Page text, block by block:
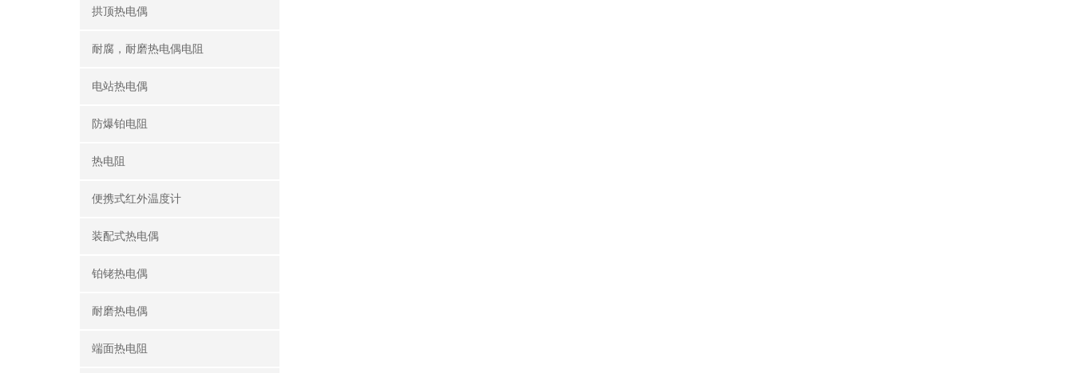
拱顶热电偶
耐腐，耐磨热电偶电阻
电站热电偶
防爆铂电阻
热电阻
便携式红外温度计
装配式热电偶
铂铑热电偶
耐磨热电偶
端面热电阻